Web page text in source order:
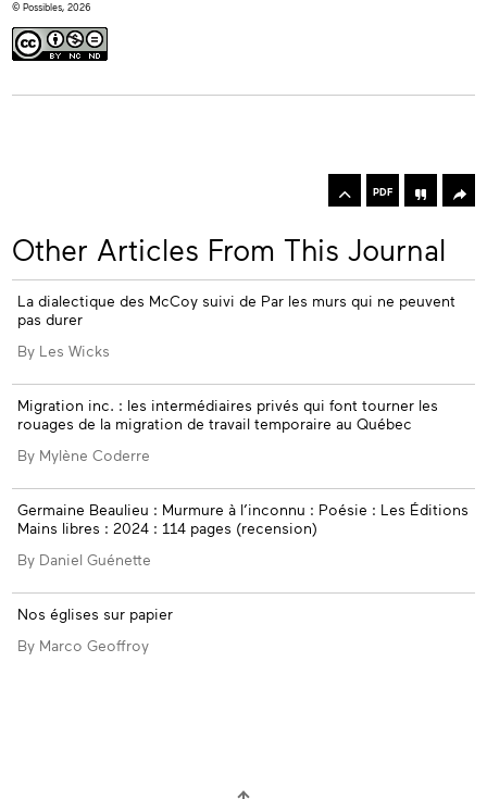
© Possibles, 2026
Toolbox
PDF
Other Articles From This Journal
La dialectique des McCoy suivi de Par les murs qui ne peuvent
pas durer
By Les Wicks
Migration inc. : les intermédiaires privés qui font tourner les
rouages de la migration de travail temporaire au Québec
By Mylène Coderre
Germaine Beaulieu : Murmure à l’inconnu : Poésie : Les Éditions
Mains libres : 2024 : 114 pages (recension)
By Daniel Guénette
Nos églises sur papier
By Marco Geoffroy